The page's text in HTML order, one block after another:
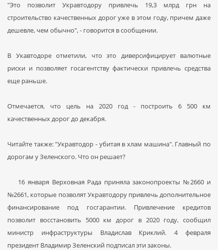
"Это позволит Укравтодору привлечь 19,3 млрд грн на
строительство качественных дорог уже в этом году, причем даже
дешевле, чем обычно", - говорится в сообщении.
В Укавтодоре отметили, что это диверсифицирует валютные
риски и позволяет госагентству фактически привлечь средства
еще раньше.
Отмечается, что цель на 2020 год - построить 6 500 км
качественных дорог до декабря.
Читайте также: "Укравтодор - убитая в хлам машина". Главный по
дорогам у Зеленского. Что он решает?
16 января Верховная Рада приняла законопроекты №2660 и
№2661, которые позволят Укравтодору привлечь дополнительное
финансирование под госгарантии. Привлечение кредитов
позволит восстановить 5000 км дорог в 2020 году, сообщил
министр инфраструктуры Владислав Криклий. 4 февраля
президент Владимир Зеленский подписал эти законы.